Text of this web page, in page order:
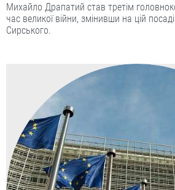
Михайло Драпатий став третім
час великої війни, змінивши на цій
Сирського.